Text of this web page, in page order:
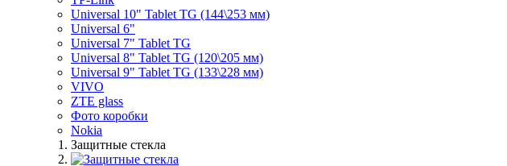
Universal 10" Tablet TG (144\253 мм)
Universal 6"
Universal 7" Tablet TG
Universal 8" Tablet TG (120\205 мм)
Universal 9" Tablet TG (133\228 мм)
VIVO
ZTE glass
Фото коробки
Nokia
Защитные стекла